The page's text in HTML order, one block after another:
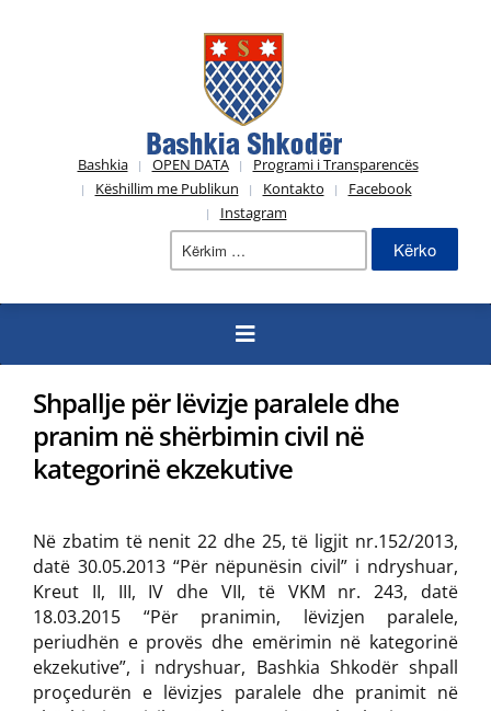
Bashkia OPEN DATA
Programi i Transparencës
Këshillim me Publikun
Kontakto
Facebook
Instagram
Kërko
Shpallje për lëvizje paralele dhe
pranim në shërbimin civil në
kategorinë ekzekutive
Në zbatim të nenit 22 dhe 25, të ligjit nr.152/2013,
datë 30.05.2013 “Për nëpunësin civil” i ndryshuar,
Kreut II, III, IV dhe VII, të VKM nr. 243, datë
18.03.2015 “Për pranimin, lëvizjen paralele,
periudhën e provës dhe emërimin në kategorinë
ekzekutive”, i ndryshuar, Bashkia Shkodër shpall
proçedurën e lëvizjes paralele dhe pranimit në